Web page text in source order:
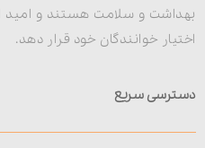
بهداشت و سلامت هستند و امید
اختیار خوانندگان خود قرار دهد.
دسترسی سریع